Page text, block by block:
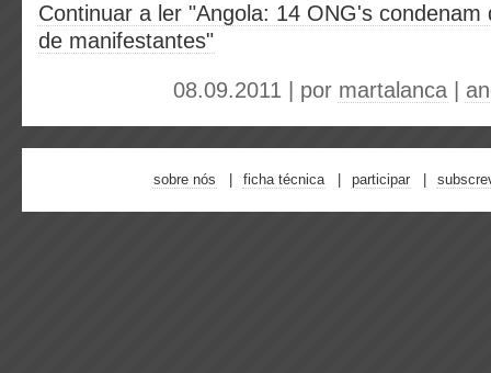
Continuar a ler "Angola: 14 ONG's
de manifestantes"
08.09.2011 | por martalanca
sobre nós ficha técnica participar